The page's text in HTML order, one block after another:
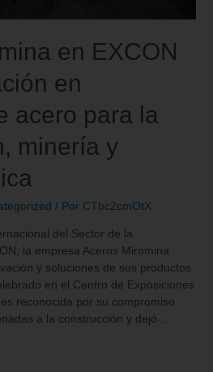
en EXCON
en
acero para la
minería y
/ Por CTbc2cmOtX
del Sector de la
la empresa Aceros Miromina
y soluciones de sus productos
en el Centro de Exposiciones
reconocida por su compromiso
a la construcción y dejó …